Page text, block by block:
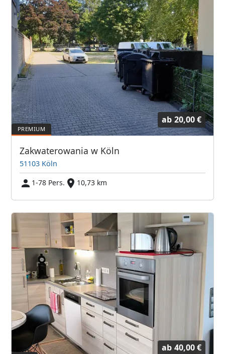
ab 20,00 €
Zakwaterowania w Köln
51103 Köln
1-78 Pers.
10,73 km
ab 40,00 €